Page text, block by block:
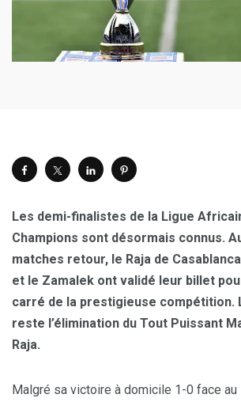
Les demi-finalistes de la Ligue
Champions sont désormais connus.
matches retour, le Raja de
et le Zamalek ont validé leur billet
carré de la prestigieuse compétition.
reste l’élimination du Tout Puissant
Raja.
Malgré sa victoire à domicile 1-0 face au